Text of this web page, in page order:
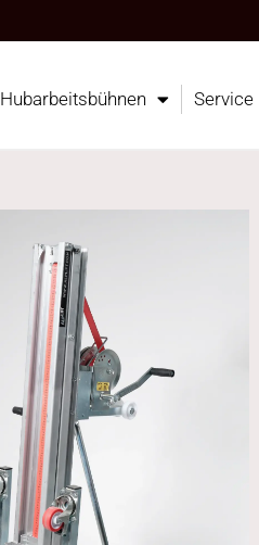
Hubarbeitsbühnen Service